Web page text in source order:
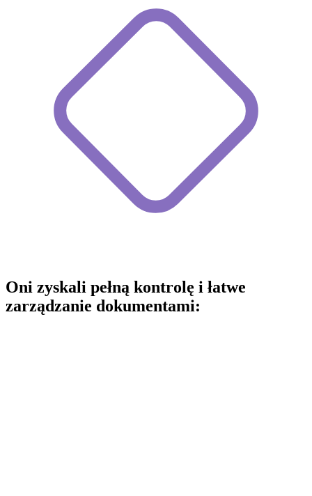
Oni zyskali pełną kontrolę i łatwe
zarządzanie dokumentami: